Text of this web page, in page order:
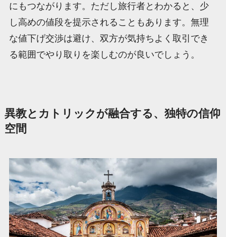
にもつながります。ただし旅行者とわかると、少
し高めの値段を提示されることもあります。無理
な値下げ交渉は避け、双方が気持ちよく取引でき
る範囲でやり取りを楽しむのが良いでしょう。
異教とカトリックが融合する、独特の信仰
空間